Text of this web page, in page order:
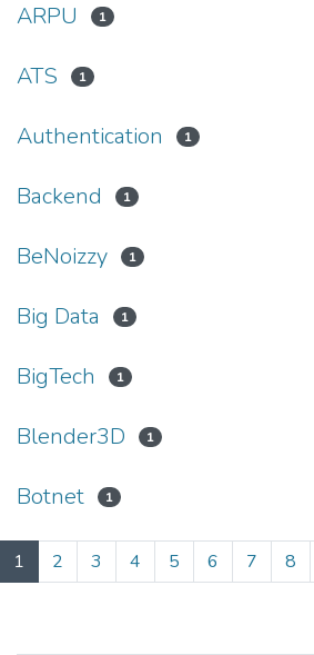
ARPU 1
ATS 1
Authentication 1
Backend 1
BeNoizzy 1
Big Data 1
BigTech 1
Blender3D 1
Botnet 1
1 (current)
2 3 4 5 6 7 8